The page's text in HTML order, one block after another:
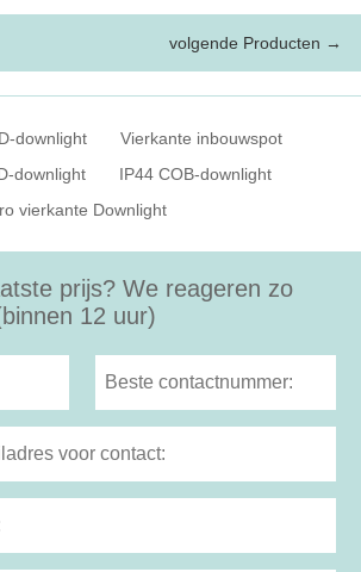
volgende Producten →
downlight
Vierkante inbouwspot
downlight
IP44 COB-downlight
vierkante Downlight
prijs? We reageren zo
12 uur)